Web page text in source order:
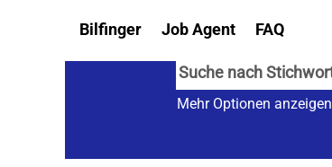
Bilfinger Job Agent FAQ
Mehr Optionen anzeigen